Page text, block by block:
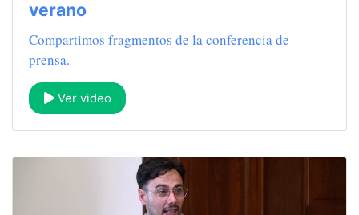
verano
Compartimos fragmentos de la conferencia de
prensa.
Ver video